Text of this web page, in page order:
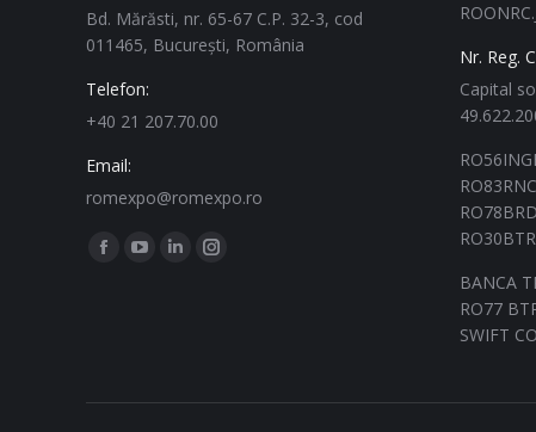
Bd. Mărăsti, nr. 65-67 C.P. 32-3, cod
011465, București, România
Telefon:
+40 21 207.70.00
Email:
romexpo@romexpo.ro
Găsiți-ne pe:
PaginaPaginaPaginaPagina
Nr. Reg.
Capital
BANCA
RO77
SWIFT